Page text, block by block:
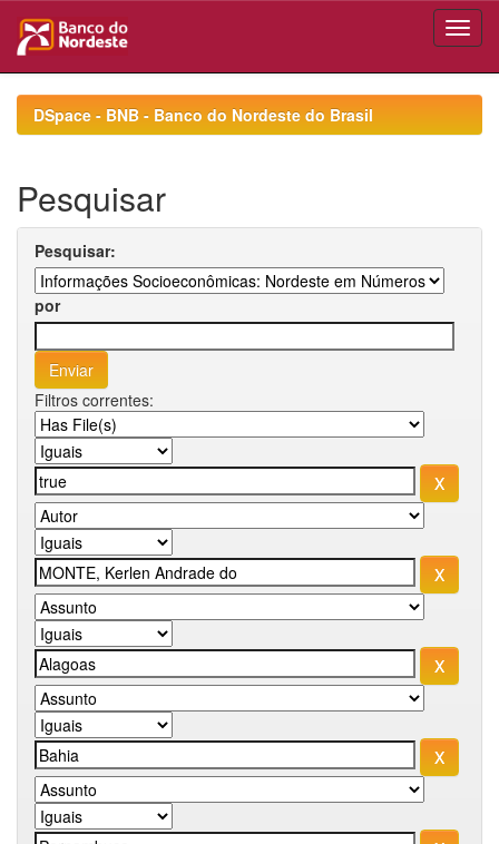
navigationDSpace - BNB - Banco do Nordeste do Brasil
Pesquisar
Pesquisar:
por
Filtros correntes: